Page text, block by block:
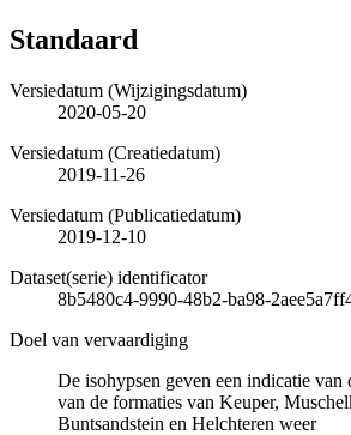
Standaard
Versiedatum (Wijzigingsdatum)
2020-05-20
Versiedatum (Creatiedatum)
2019-11-26
Versiedatum (Publicatiedatum)
2019-12-10
Dataset(serie) identificator
8b5480c4-9990-48b2-ba98-
Doel van vervaardiging
De isohypsen geven een indicatie van
van de formaties van Keuper,
Buntsandstein en Helchteren weer